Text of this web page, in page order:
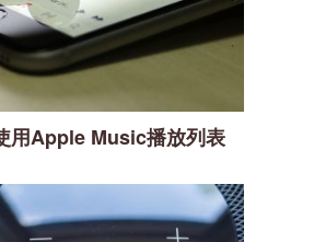
用Apple Music播放列表